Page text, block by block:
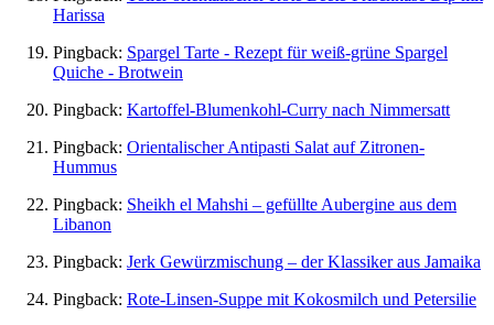
Harissa
Pingback: Spargel Tarte - Rezept für weiß-grüne Spargel
Quiche - Brotwein
Pingback: Kartoffel-Blumenkohl-Curry nach Nimmersatt
Pingback: Orientalischer Antipasti Salat auf Zitronen-
Hummus
Pingback: Sheikh el Mahshi – gefüllte Aubergine aus dem
Libanon
Pingback: Jerk Gewürzmischung – der Klassiker aus Jamaika
Pingback: Rote-Linsen-Suppe mit Kokosmilch und Petersilie